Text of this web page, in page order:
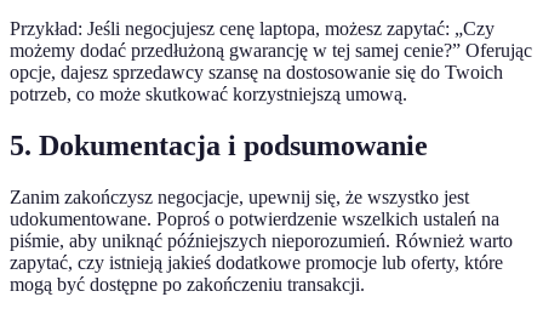
Przykład: Jeśli negocjujesz cenę laptopa, możesz zapytać: „Czy
możemy dodać przedłużoną gwarancję w tej samej cenie?” Oferując
opcje, dajesz sprzedawcy szansę na dostosowanie się do Twoich
potrzeb, co może skutkować korzystniejszą umową.
5. Dokumentacja i podsumowanie
Zanim zakończysz negocjacje, upewnij się, że wszystko jest
udokumentowane. Poproś o potwierdzenie wszelkich ustaleń na
piśmie, aby uniknąć późniejszych nieporozumień. Również warto
zapytać, czy istnieją jakieś dodatkowe promocje lub oferty, które
mogą być dostępne po zakończeniu transakcji.